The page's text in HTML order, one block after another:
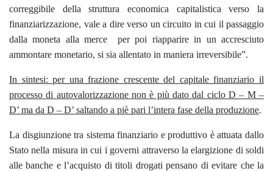
correggibile della struttura economica capitalistica verso la
finanziarizzazione, vale a dire verso un circuito in cui il passaggio
dalla moneta alla merce per poi riapparire in un accresciuto
ammontare monetario, si sia allentato in maniera irreversibile”.
In sintesi: per una frazione crescente del capitale finanziario il
processo di autovalorizzazione non è più dato dal ciclo D – M –
D’ ma da D – D’ saltando a piè pari l’intera fase della produzione.
La disgiunzione tra sistema finanziario e produttivo è attuata dallo
Stato nella misura in cui i governi attraverso la elargizione di soldi
alle banche e l’acquisto di titoli drogati pensano di evitare che la